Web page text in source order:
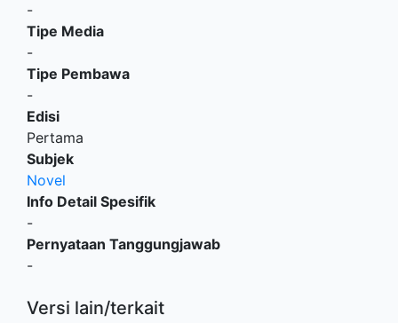
-
Tipe Media
-
Tipe Pembawa
-
Edisi
Pertama
Subjek
Novel
Info Detail Spesifik
-
Pernyataan Tanggungjawab
-
Versi lain/terkait